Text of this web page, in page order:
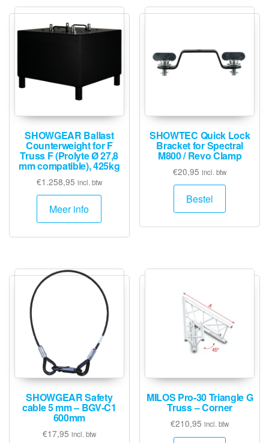
SHOWGEAR Ballast
Counterweight for F
Truss F (Prolyte Ø 27,8
mm compatible), 425kg
€1.258,95 incl. btw
Meer info
SHOWTEC Quick Lock
Bracket for Spectral
M800 / Revo Clamp
€20,95 incl. btw
Bestel
SHOWGEAR Safety
cable 5 mm – BGV-C1
600mm
€17,95 incl. btw
MILOS Pro-30 Triangle G
Truss – Corner
€210,95 incl. btw